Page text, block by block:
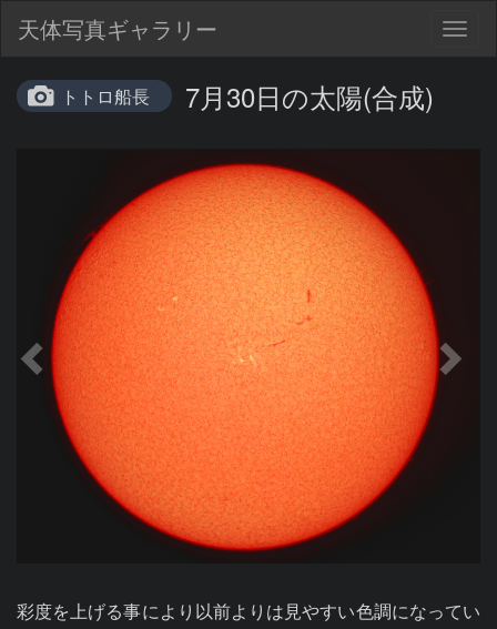
天体写真ギャラリー
トトロ船長 7月30日の太陽(合成)
彩度を上げる事により以前よりは見やすい色調になってい